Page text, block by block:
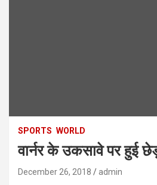
SPORTS WORLD
वार्नर के उकसावे पर हुई
December 26, 2018 admin